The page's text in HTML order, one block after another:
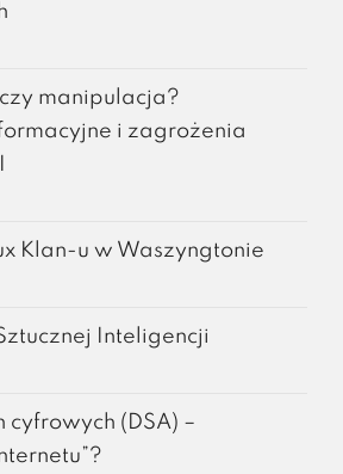
manipulacja?
i zagrożenia
Klan-u w Waszyngtonie
Inteligencji
cyfrowych (DSA) –